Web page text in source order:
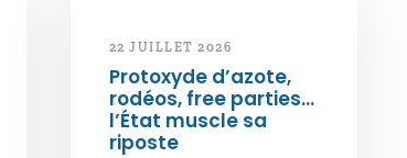
22 JUILLET 2026
Protoxyde d’azote,
rodéos, free parties…
l’État muscle sa
riposte